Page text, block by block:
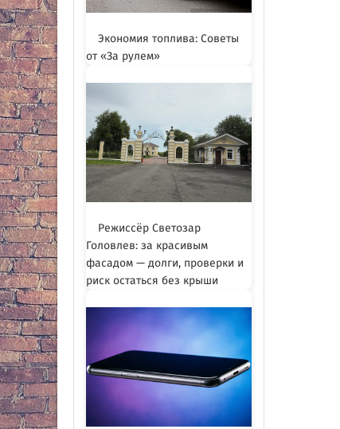
Экономия топлива: Советы
от «За рулем»
Режиссёр Светозар
Головлев: за красивым
фасадом — долги, проверки и
риск остаться без крыши